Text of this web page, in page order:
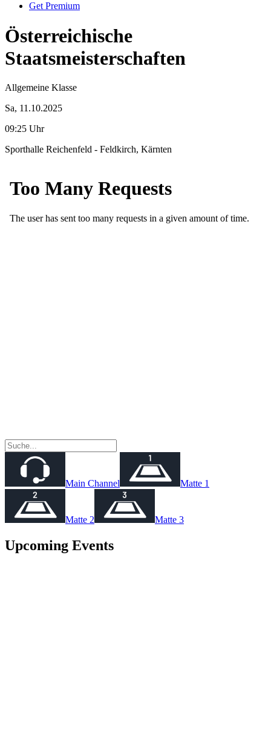
Get Premium
Österreichische
Staatsmeisterschaften
Allgemeine Klasse
Sa, 11.10.2025
09:25 Uhr
Sporthalle Reichenfeld - Feldkirch, Kärnten
Main Channel Matte 1
Matte 2 Matte 3
Upcoming Events